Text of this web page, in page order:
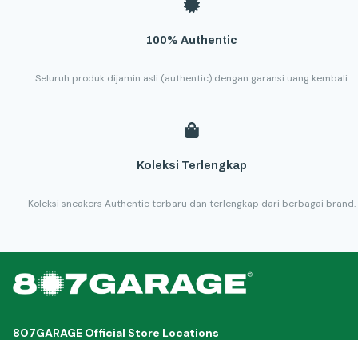
100% Authentic
Seluruh produk dijamin asli (authentic) dengan garansi uang kembali.
Koleksi Terlengkap
Koleksi sneakers Authentic terbaru dan terlengkap dari berbagai brand.
807GARAGE Official Store Locations